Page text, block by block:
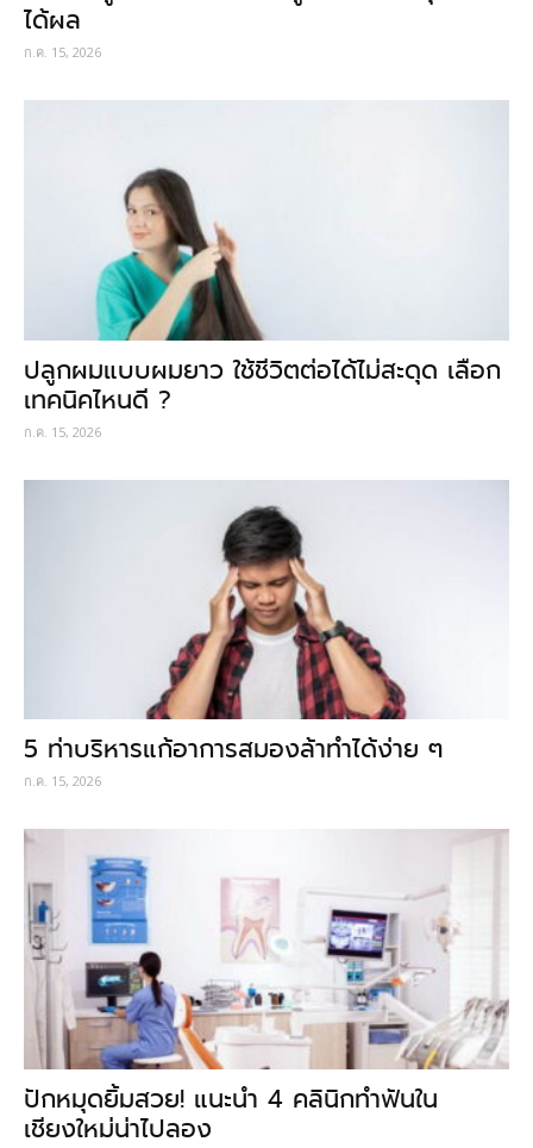
ได้ผล
ก.ค. 15, 2026
ปลูกผมแบบผมยาว ใช้ชีวิตต่อได้ไม่สะดุด เลือก
เทคนิคไหนดี ?
ก.ค. 15, 2026
5 ท่าบริหารแก้อาการสมองล้าทำได้ง่าย ๆ
ก.ค. 15, 2026
ปักหมุดยิ้มสวย! แนะนำ 4 คลินิกทำฟันใน
เชียงใหม่น่าไปลอง